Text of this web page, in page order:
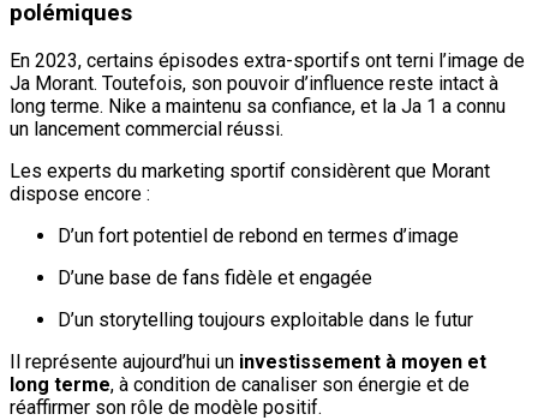
polémiques
En 2023, certains épisodes extra-sportifs ont terni l’image de
Ja Morant. Toutefois, son pouvoir d’influence reste intact à
long terme. Nike a maintenu sa confiance, et la Ja 1 a connu
un lancement commercial réussi.
Les experts du marketing sportif considèrent que Morant
dispose encore :
D’un fort potentiel de rebond en termes d’image
D’une base de fans fidèle et engagée
D’un storytelling toujours exploitable dans le futur
Il représente aujourd’hui un investissement à moyen et
long terme, à condition de canaliser son énergie et de
réaffirmer son rôle de modèle positif.